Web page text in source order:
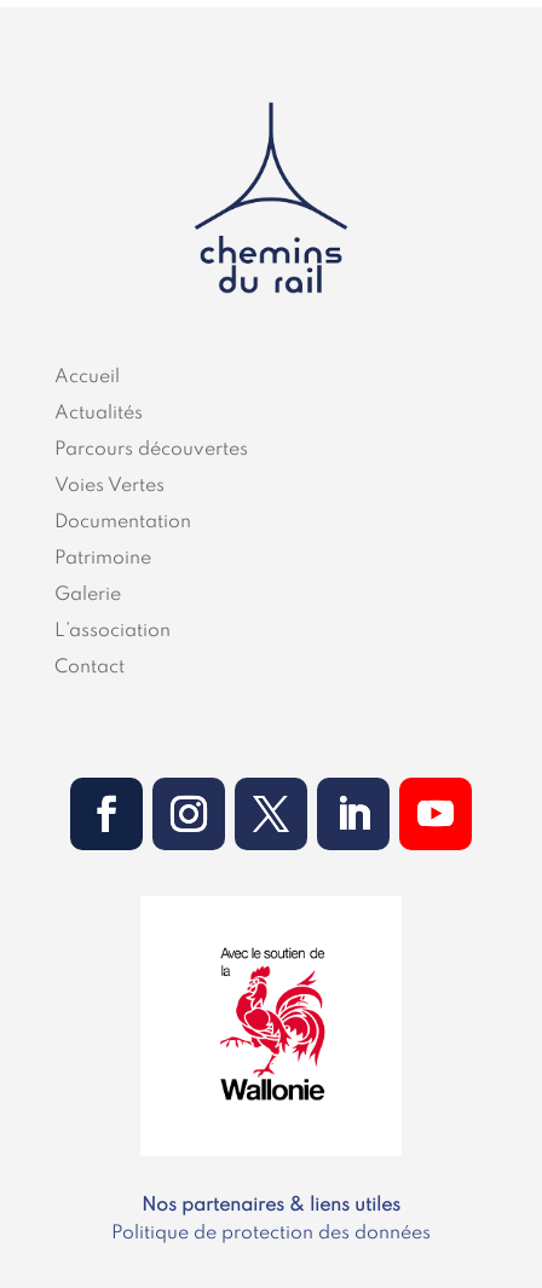
Accueil
Actualités
Parcours découvertes
Voies Vertes
Documentation
Patrimoine
Galerie
L’association
Contact
Nos partenaires & liens utiles
Politique de protection des données